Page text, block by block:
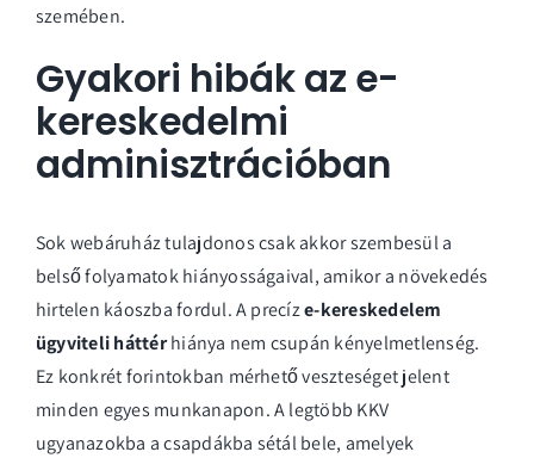
szemében.
Gyakori hibák az e-
kereskedelmi
adminisztrációban
Sok webáruház tulajdonos csak akkor szembesül a
belső folyamatok hiányosságaival, amikor a növekedés
hirtelen káoszba fordul. A precíze-kereskedelem
ügyviteli háttérhiánya nem csupán kényelmetlenség.
Ez konkrét forintokban mérhető veszteséget jelent
minden egyes munkanapon. A legtöbb KKV
ugyanazokba a csapdákba sétál bele, amelyek